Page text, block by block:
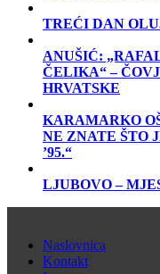
TREĆI DAN
ANUŠIĆ:
ČELIKA“ –
HRVATSKE
KARAMARKO
NE ZNATE ŠTO
’95.“
LJUBOVO –
Naslovnica
Kontakt